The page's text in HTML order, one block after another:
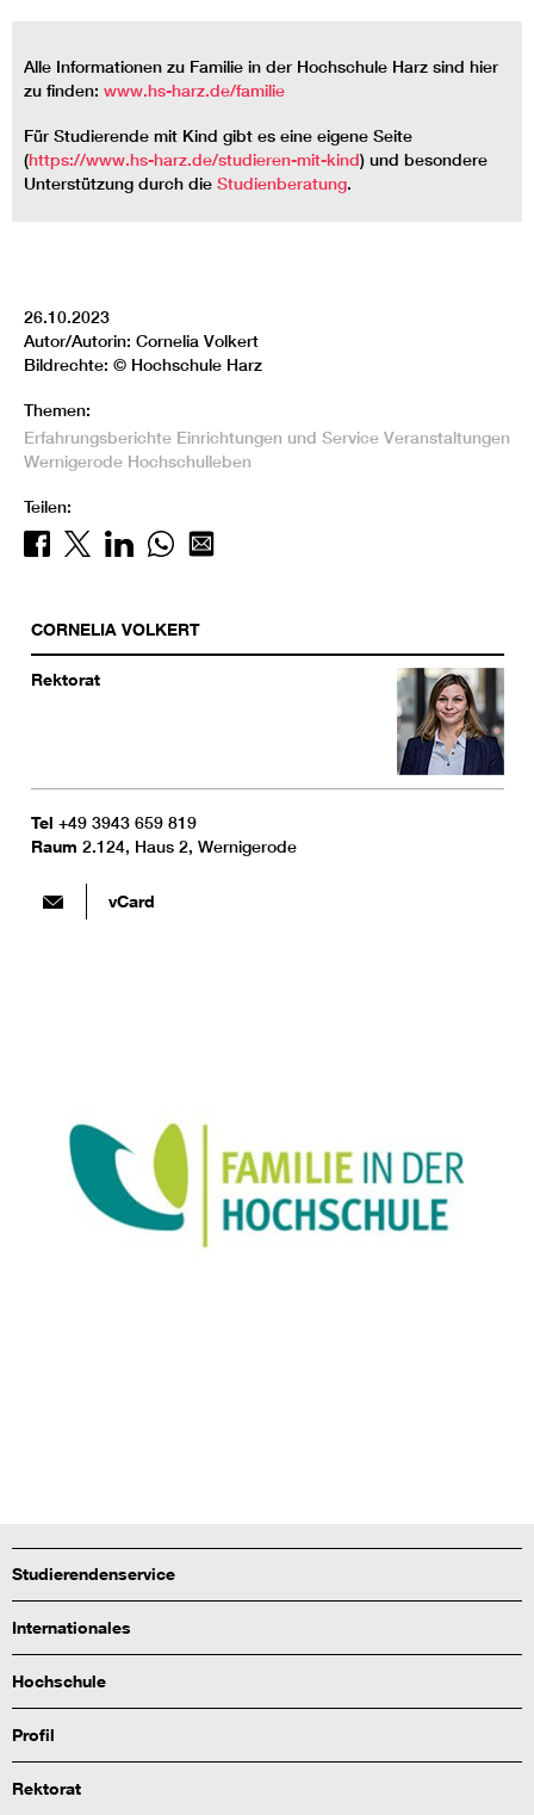
Alle Informationen zu Familie in der Hochschule Harz sind hier
zu finden: www.hs-harz.de/familie
Für Studierende mit Kind gibt es eine eigene Seite
(https://www.hs-harz.de/studieren-mit-kind) und besondere
Unterstützung durch die Studienberatung.
26.10.2023
Autor/Autorin: Cornelia Volkert
Bildrechte: © Hochschule Harz
Themen:
Erfahrungsberichte Einrichtungen und Service Veranstaltungen
Wernigerode Hochschulleben
Teilen:
CORNELIA VOLKERT
Rektorat
Tel +49 3943 659 819
Raum 2.124, Haus 2, Wernigerode
vCard
Studierendenservice
Internationales
Hochschule
Profil
Rektorat